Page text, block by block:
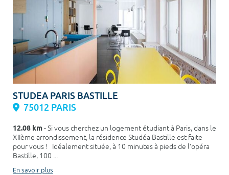
STUDEA PARIS BASTILLE
75012 PARIS
12.08 km- Si vous cherchez un logement étudiant à Paris, dans le
XIIème arrondissement, la résidence Studéa Bastille est faite
pour vous ! Idéalement située, à 10 minutes à pieds de l'opéra
Bastille, 100 ...
En savoir plus